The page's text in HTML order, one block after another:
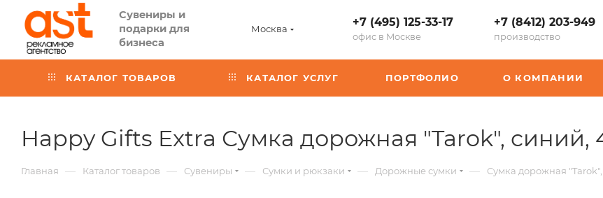
Сувениры и
подарки для
бизнеса
Москва +7 (495) 125-33-17
офис в Москве
+7 (8412) 203-949
производство
КАТАЛОГ ТОВАРОВ КАТАЛОГ УСЛУГ ПОРТФОЛИО О КОМПАНИИ
Happy Gifts Extra Сумка дорожная "Tarok", синий,
Главная — Каталог товаров — Сувениры — Сумки и рюкзаки — Дорожные сумки — Сумка дорожная